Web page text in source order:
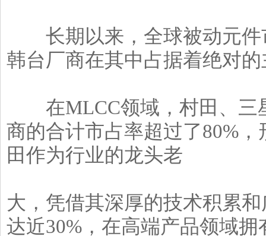
长期以来，全球被动元件
韩台厂商在其中占据着绝对
在MLCC领域，村田、三
商的合计市占率超过了80%
田作为行业的龙头老
大，凭借其深厚的技术积累
达近30%，在高端产品领域